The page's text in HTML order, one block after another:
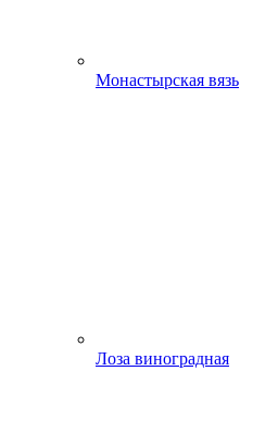
Монастырская вязь
Лоза виноградная